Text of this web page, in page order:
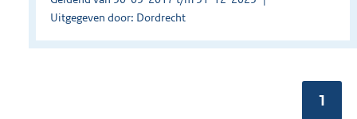
Uitgegeven door: Dordrecht
1